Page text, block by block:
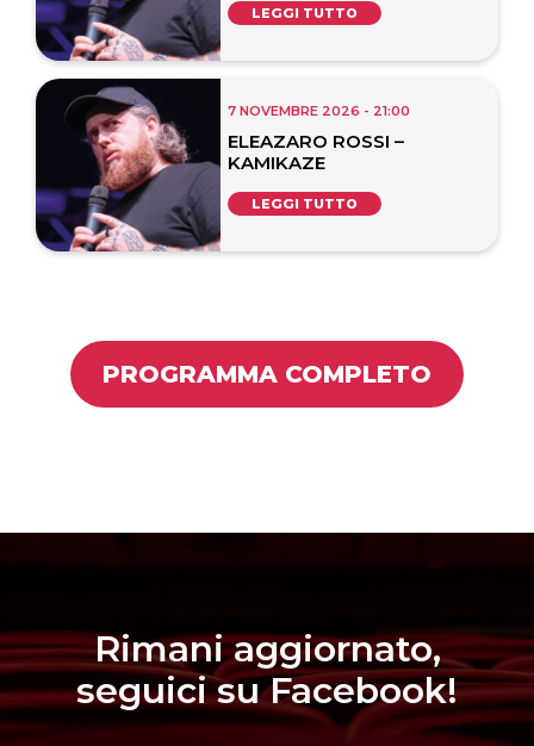
LEGGI TUTTO
7 NOVEMBRE 2026 - 21:00
ELEAZARO ROSSI –
KAMIKAZE
LEGGI TUTTO
PROGRAMMA COMPLETO
Rimani aggiornato,
seguici su Facebook!